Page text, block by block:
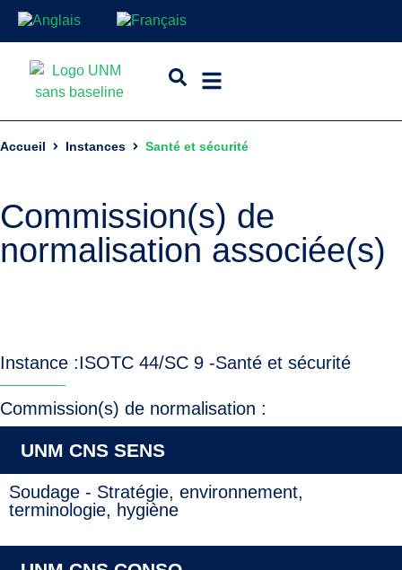
Accueil Instances Santé et sécurité
Commission(s) de
normalisation associée(s)
Instance :ISOTC 44/SC 9 -Santé et sécurité
Commission(s) de normalisation :
UNM CNS SENS
Soudage - Stratégie, environnement,
terminologie, hygiène